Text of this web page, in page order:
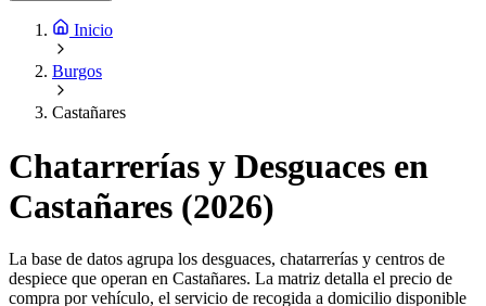
Inicio
Burgos
Castañares
Chatarrerías y Desguaces en
Castañares (2026)
La base de datos agrupa los desguaces, chatarrerías y centros de
despiece que operan en Castañares. La matriz detalla el precio de
compra por vehículo, el servicio de recogida a domicilio disponible